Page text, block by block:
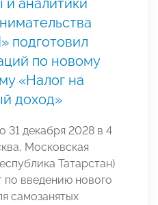
по новому
«Налог на
доход»
31 декабря 2028 в 4
Московская
Татарстан)
по введению нового
самозанятых